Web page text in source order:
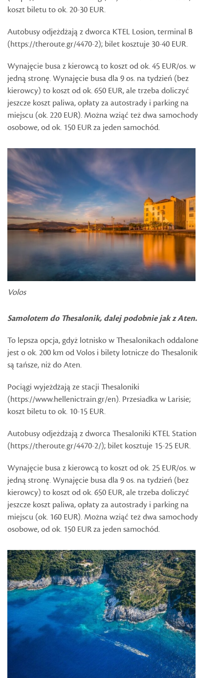
koszt biletu to ok. 20-30 EUR.
Autobusy odjeżdżają z dworca KTEL Losion, terminal B
(https://theroute.gr/4470-2); bilet kosztuje 30-40 EUR.
Wynajęcie busa z kierowcą to koszt od ok. 45 EUR/os. w
jedną stronę. Wynajęcie busa dla 9 os. na tydzień (bez
kierowcy) to koszt od ok. 650 EUR, ale trzeba doliczyć
jeszcze koszt paliwa, opłaty za autostrady i parking na
miejscu (ok. 220 EUR). Można wziąć też dwa samochody
osobowe, od ok. 150 EUR za jeden samochód.
Volos
Samolotem do Thesalonik, dalej podobnie jak z Aten.
To lepsza opcja, gdyż lotnisko w Thesalonikach oddalone
jest o ok. 200 km od Volos i bilety lotnicze do Thesalonik
są tańsze, niż do Aten.
Pociągi wyjeżdżają ze stacji Thesaloniki
(https://www.hellenictrain.gr/en). Przesiadka w Larisie;
koszt biletu to ok. 10-15 EUR.
Autobusy odjeżdżają z dworca Thesaloniki KTEL Station
(https://theroute.gr/4470-2/); bilet kosztuje 15-25 EUR.
Wynajęcie busa z kierowcą to koszt od ok. 25 EUR/os. w
jedną stronę. Wynajęcie busa dla 9 os. na tydzień (bez
kierowcy) to koszt od ok. 650 EUR, ale trzeba doliczyć
jeszcze koszt paliwa, opłaty za autostrady i parking na
miejscu (ok. 160 EUR). Można wziąć też dwa samochody
osobowe, od ok. 150 EUR za jeden samochód.